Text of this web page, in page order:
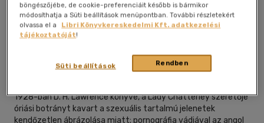
Beleolvasok Kívánságlistához adom Megosztom
Athenaeum Kiadó Kft.|2022 |magyar nyelvű
1928-ban D. H. Lawrence könyve, a Lady Chatterley szeretője
óriási botrányt kavart a szexuális tartalmú jelenetek
kendőzetlen ábrázolása miatt; pornográfia vádjával az angol
böngészőjébe, de cookie-preferenciáit később is bármikor
módosíthatja a Süti beállítások menüpontban. További részletekért
olvassa el a
Libri Könyvkereskedelmi Kft. adatkezelési
tájékoztatóját!
Rendben
Süti beállítások